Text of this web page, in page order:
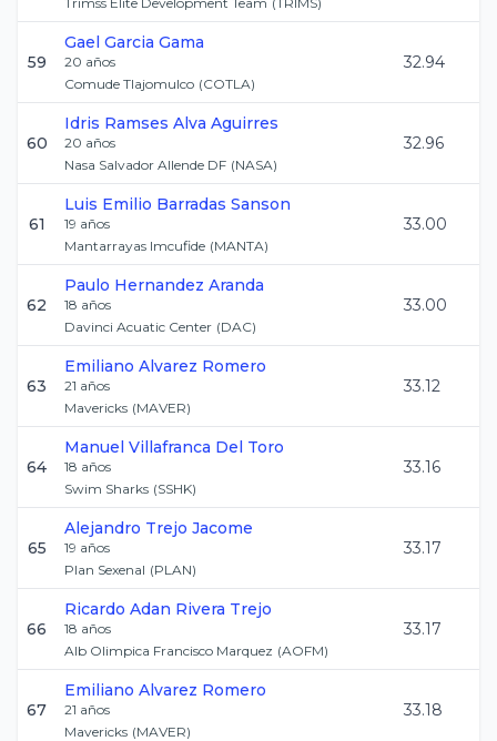
59
Gael Garcia Gama
20 años
Comude Tlajomulco (COTLA)
32.94
60
Idris Ramses Alva Aguirres
20 años
Nasa Salvador Allende DF (NASA)
32.96
61
Luis Emilio Barradas Sanson
19 años
Mantarrayas Imcufide (MANTA)
33.00
62
Paulo Hernandez Aranda
18 años
Davinci Acuatic Center (DAC)
33.00
63
Emiliano Alvarez Romero
21 años
Mavericks (MAVER)
33.12
64
Manuel Villafranca Del Toro
18 años
Swim Sharks (SSHK)
33.16
65
Alejandro Trejo Jacome
19 años
Plan Sexenal (PLAN)
33.17
66
Ricardo Adan Rivera Trejo
18 años
Alb Olimpica Francisco Marquez (AOFM)
33.17
67
Emiliano Alvarez Romero
21 años
Mavericks (MAVER)
33.18